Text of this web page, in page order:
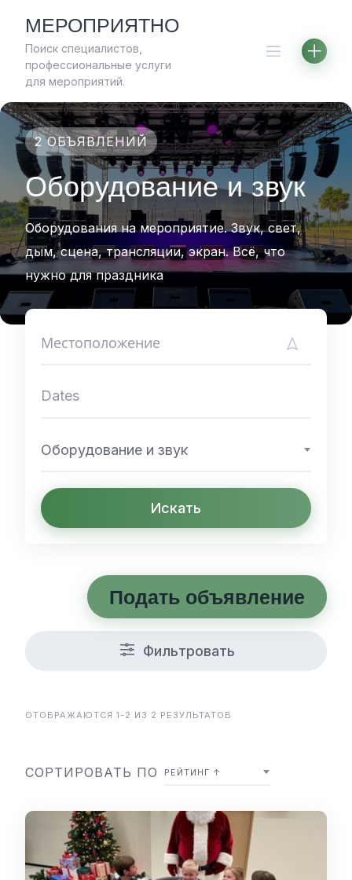
content
МЕРОПРИЯТНО
Поиск специалистов,
профессиональные услуги
для мероприятий.
2 ОБЪЯВЛЕНИЙ
Оборудование и звук
Оборудования на мероприятие. Звук, свет,
дым, сцена, трансляции, экран. Всё, что
нужно для праздника
Оборудование и звук
Искать
Подать объявление
Фильтровать
ОТОБРАЖАЮТСЯ 1-2 ИЗ 2 РЕЗУЛЬТАТОВ
СОРТИРОВАТЬ ПО РЕЙТИНГ ↑